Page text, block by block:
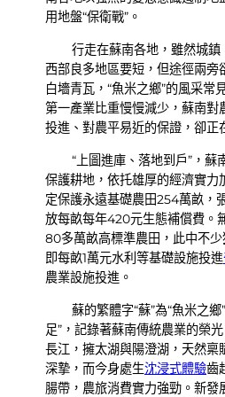
用地盤“保衛戰”。
行走在蘇南各地，雖然城
西部良多地區要短，但途徑兩旁
白墻青瓦，“魚米之鄉”的風采常
第一產業比重慢慢減少，蘇南對
投進、對農平易近的保證，卻正
“上圖進庫、落地到戶”，蘇
保護耕地，依托雄厚的經濟實力
定保護永遠基礎農田254萬畝，
放每畝每年420元生態補償費。
80多萬畝高標準農田，此中不少
即每畝1萬元水利等基礎設施投進
農業設施投進。
蘇的繁體字“蘇”為“魚米之
足”，記錄著蘇南傳統農業的榮
長江，擁太湖與陽澄湖，天然稟
深摯，而今身處生沈浸式體驗齒
腸帶，農旅消費實力強勁。新發